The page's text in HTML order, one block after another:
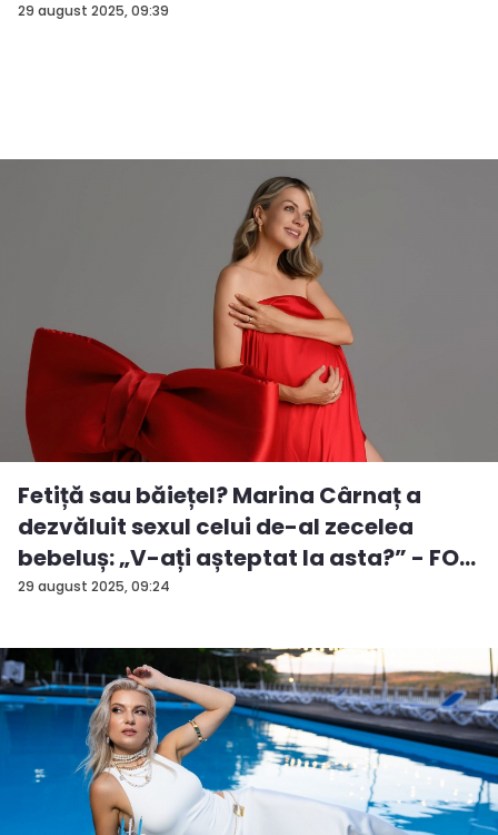
29 august 2025, 09:39
29 august 2025, 09:24
Fetiță sau băiețel? Marina Cârnaț a
dezvăluit sexul celui de-al zecelea
bebeluș: „V-ați așteptat la asta?” - FO...